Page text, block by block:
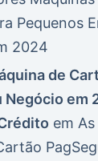
Pequenos
2024
de
Negócio em
em